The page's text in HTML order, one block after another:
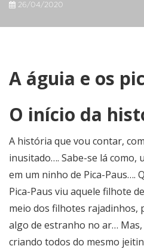
26/04/2020
A águia e os
O início da
A história que vou contar,
inusitado…. Sabe-se lá como,
em um ninho de Pica-Paus….
Pica-Paus viu aquele filhote
meio dos filhotes rajadinhos,
algo de estranho no ar…
criando todos do mesmo